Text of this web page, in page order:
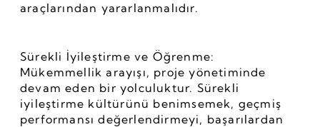
araçlarından yararlanmalıdır.
Sürekli İyileştirme ve Öğrenme:
Mükemmellik arayışı, proje yönetiminde
devam eden bir yolculuktur. Sürekli
iyileştirme kültürünü benimsemek, geçmiş
performansı değerlendirmeyi, başarılardan